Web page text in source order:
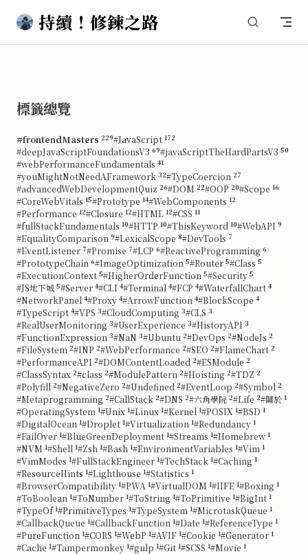
Skip to content
持續！修鍊之路
標籤總覽
#frontendMasters 229#JavaScript 172
#deepJavaScriptFoundationsV3 69#javaScriptTheHardPartsV3 50
#webPerformanceFundamentals 41
#youMightNotNeedAFramework 32#TypeCoercion 27
#advancedWebDevelopmentQuiz 26#DOM 22#OOP 20#Scope 16
#CoreWebVitals 15#Prototype 14#WebComponents 12
#Performance 12#Closure 12#HTML 12#CSS 11
#fullStackFundamentals 10#HTTP 10#ThisKeyword 10#WebAPI 9
#EqualityComparison 9#LexicalScope 8#DevTools 7
#EventListener 7#Promise 7#LCP 6#ReactiveProgramming 6
#PrototypeChain 6#ImageOptimization 5#Router 5#Class 5
#ExecutionContext 5#HigherOrderFunction 5#Security 5
#JS地下城 5#Server 4#CLI 4#Terminal 4#FCP 4#WaterfallChart 4
#NetworkPanel 4#Proxy 4#ArrowFunction 4#BlockScope 4
#TypeScript 4#VPS 3#CloudComputing 3#CLS 3
#RealUserMonitoring 3#UserExperience 3#HistoryAPI 3
#FunctionExpression 3#NaN 3#Ubuntu 2#DevOps 2#NodeJs 2
#FileSystem 2#INP 2#WebPerformance 2#SEO 2#FlameChart 2
#PerformanceAPI 2#DOMContentLoaded 2#ESModule 2
#ClassSyntax 2#class 2#ModulePattern 2#Hoisting 2#TDZ 2
#Polyfill 2#NegativeZero 2#Undefined 2#EventLoop 2#Symbol 2
#Metaprogramming 2#CallStack 2#DNS 2#六角學院 2#Life 2#關於 1
#OperatingSystem 1#Unix 1#Linux 1#Kernel 1#POSIX 1#BSD 1
#DigitalOcean 1#Droplet 1#Virtualization 1#Redundancy 1
#FailOver 1#BlueGreenDeployment 1#Streams 1#Homebrew 1
#NVM 1#Shell 1#Zsh 1#Bash 1#EnvironmentVariables 1#Vim 1
#VimModes 1#FullStackEngineer 1#TechStack 1#Caching 1
#ResourceHints 1#Lighthouse 1#Statistics 1
#BrowserCompatibility 1#PWA 1#VirtualDOM 1#IIFE 1#Boxing 1
#ToBoolean 1#ToNumber 1#ToString 1#ToPrimitive 1#BigInt 1
#TypeOf 1#PrimitiveTypes 1#TypeSystem 1#MicrotaskQueue 1
#CallbackQueue 1#CallbackFunction 1#Date 1#ReferenceType 1
#PureFunction 1#CORS 1#WebP 1#AVIF 1#Cookie 1#Generator 1
#Cache 1#Tampermonkey 1#gulp 1#Git 1#SCSS 1#Movie 1